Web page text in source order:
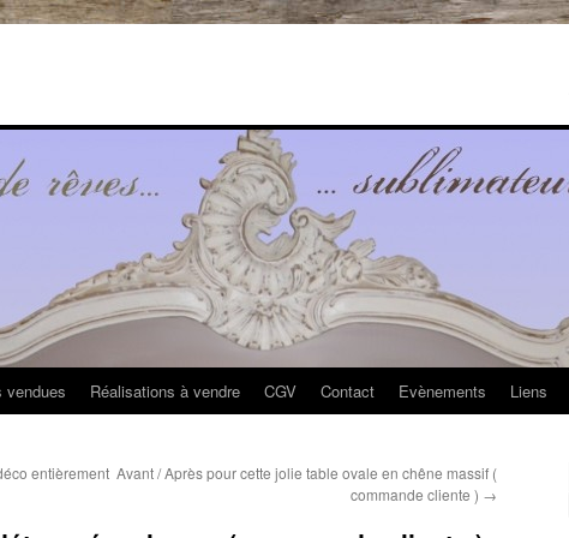
vendues Réalisations à vendre CGV Contact Evènements Liens
entièrement Avant / Après pour cette jolie table ovale en chêne massif (
commande cliente ) →